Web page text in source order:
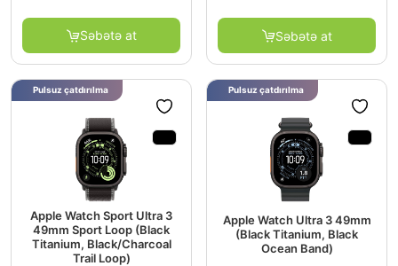
Səbətə at Səbətə at
Apple Watch Sport Ultra 3
49mm Sport Loop (Black
Titanium, Black/Charcoal
Trail Loop)
Pulsuz çatdırılma
Apple Watch Ultra 3 49mm
(Black Titanium, Black
Ocean Band)
Pulsuz çatdırılma